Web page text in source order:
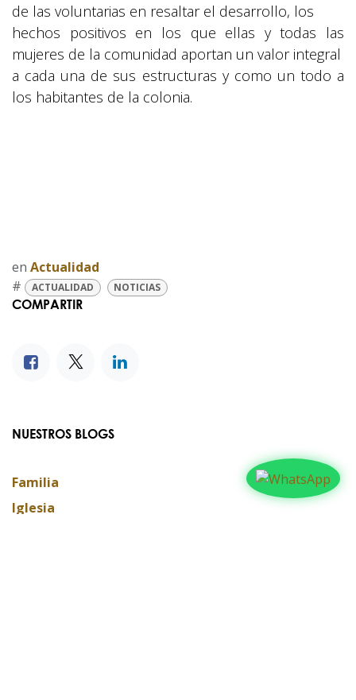
de las voluntarias en resaltar el desarrollo, los
hechos positivos en los que ellas y todas las
mujeres de la comunidad aportan un valor integral
a cada una de sus estructuras y como un todo a
los habitantes de la colonia.
en Actualidad
#
ACTUALIDAD NOTICIAS
COMPARTIR
NUESTROS BLOGS
Familia
Iglesia